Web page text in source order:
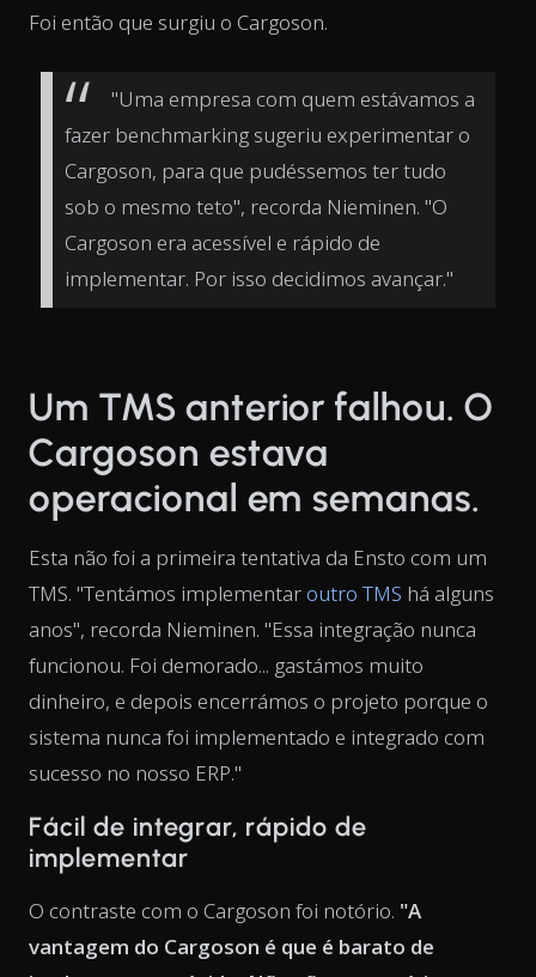
Foi então que surgiu o Cargoson.
"Uma empresa com quem estávamos a
fazer benchmarking sugeriu experimentar o
Cargoson, para que pudéssemos ter tudo
sob o mesmo teto", recorda Nieminen. "O
Cargoson era acessível e rápido de
implementar. Por isso decidimos avançar."
Um TMS anterior falhou. O
Cargoson estava
operacional em semanas.
Esta não foi a primeira tentativa da Ensto com um
TMS. "Tentámos implementaroutro TMS há alguns
anos", recorda Nieminen. "Essa integração nunca
funcionou. Foi demorado... gastámos muito
dinheiro, e depois encerrámos o projeto porque o
sistema nunca foi implementado e integrado com
sucesso no nosso ERP."
Fácil de integrar, rápido de
implementar
O contraste com o Cargoson foi notório. "A
vantagem do Cargoson é que é barato de